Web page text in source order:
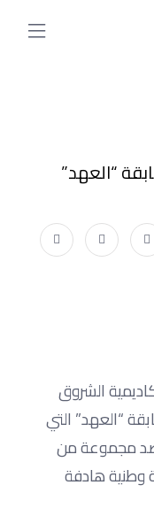
“العهد”
الشروق
“العهد” التي
مجموعة من
وطنية هادفة